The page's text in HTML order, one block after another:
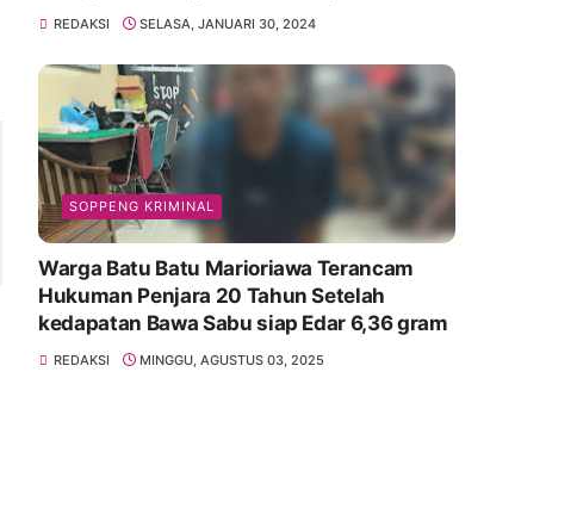
Class Device
REDAKSI SELASA, JANUARI 30, 2024
SOPPENG KRIMINAL
Warga Batu Batu Marioriawa Terancam
Hukuman Penjara 20 Tahun Setelah
kedapatan Bawa Sabu siap Edar 6,36 gram
REDAKSI MINGGU, AGUSTUS 03, 2025